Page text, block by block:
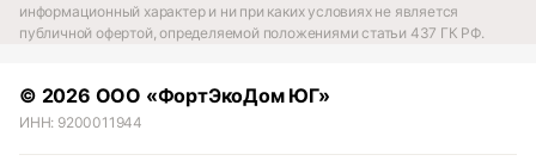
информационный характер и ни при каких условиях не является
публичной офертой, определяемой положениями статьи 437 ГК РФ.
© 2026 ООО «ФортЭкоДом ЮГ»
ИНН: 9200011944